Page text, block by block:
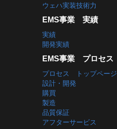
ウェハ実装技術力
EMS事業 実績
実績
開発実績
EMS事業 プロセス
プロセス トップページ
設計・開発
購買
製造
品質保証
アフターサービス